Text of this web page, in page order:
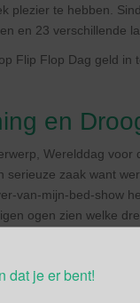
dat je er bent!
plezier te hebben.
en 23 verschillende
Flip Flop Dag geld in
en
Werelddag voor
zaak want
van-mijn-bed-show
ogen zien welke
aan te pakken
natuurlijke